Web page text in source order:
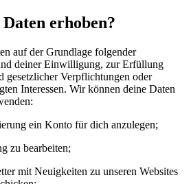
erhoben?
auf der Grundlage folgender
deiner Einwilligung, zur Erfüllung
gesetzlicher Verpflichtungen oder
Interessen. Wir können deine Daten
ein Konto für dich anzulegen;
zu bearbeiten;
mit Neuigkeiten zu unseren Websites